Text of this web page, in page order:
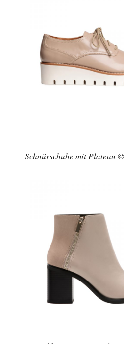
Schnürschuhe mit Plateau